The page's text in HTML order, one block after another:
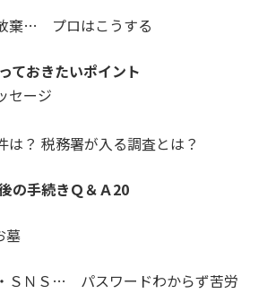
棄… プロはこうする
ておきたいポイント
セージ
は？ 税務署が入る調査とは？
の手続きＱ＆Ａ20
墓
ＳＮＳ… パスワードわからず苦労